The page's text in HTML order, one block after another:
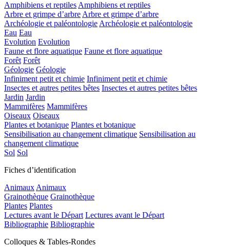
Amphibiens et reptilesAmphibiens et reptiles
Arbre et grimpe d’arbreArbre et grimpe d’arbre
Archéologie et paléontologieArchéologie et paléontologie
Eau Eau
Evolution Evolution
Faune et flore aquatique Faune et flore aquatique
Forêt Forêt
Géologie Géologie
Infiniment petit et chimie Infiniment petit et chimie
Insectes et autres petites bêtes Insectes et autres petites bêtes
Jardin Jardin
Mammifères Mammifères
Oiseaux Oiseaux
Plantes et botanique Plantes et botanique
Sensibilisation au changement climatique Sensibilisation au
changement climatique
Sol Sol
Fiches d’identification
AnimauxAnimaux
Grainothèque Grainothèque
Plantes Plantes
Lectures avant le Départ Lectures avant le Départ
Bibliographie Bibliographie
Colloques & Tables-Rondes